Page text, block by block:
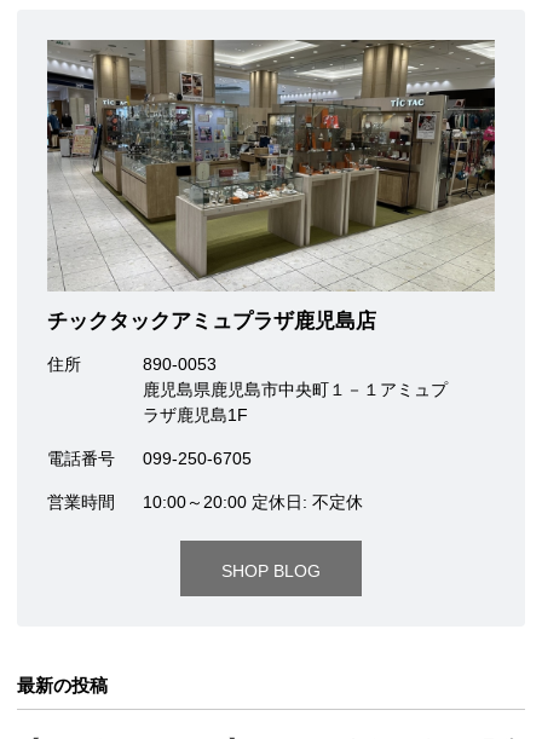
チックタックアミュプラザ鹿児島店
住所
890-0053
鹿児島県鹿児島市中央町１－１アミュプ
ラザ鹿児島1F
電話番号 099-250-6705
営業時間 10:00～20:00 定休日: 不定休
SHOP BLOG
最新の投稿